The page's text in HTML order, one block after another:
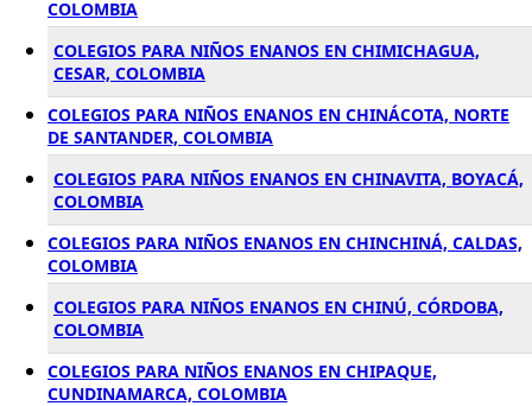
COLOMBIA
COLEGIOS PARA NIÑOS ENANOS EN CHIMICHAGUA,
CESAR, COLOMBIA
COLEGIOS PARA NIÑOS ENANOS EN CHINÁCOTA, NORTE
DE SANTANDER, COLOMBIA
COLEGIOS PARA NIÑOS ENANOS EN CHINAVITA, BOYACÁ,
COLOMBIA
COLEGIOS PARA NIÑOS ENANOS EN CHINCHINÁ, CALDAS,
COLOMBIA
COLEGIOS PARA NIÑOS ENANOS EN CHINÚ, CÓRDOBA,
COLOMBIA
COLEGIOS PARA NIÑOS ENANOS EN CHIPAQUE,
CUNDINAMARCA, COLOMBIA